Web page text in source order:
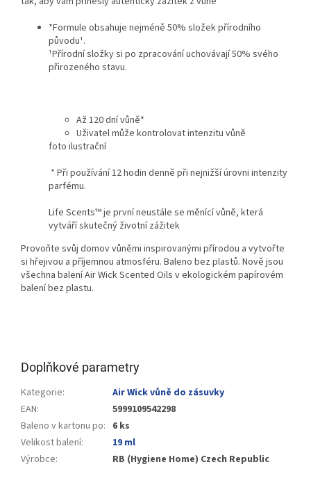
*Formule obsahuje nejméně 50% složek přírodního
původu¹.
¹Přírodní složky si po zpracování uchovávají 50% svého
přirozeného stavu.
Až 120 dní vůně*
Uživatel může kontrolovat intenzitu vůně
foto ilustrační
* Při používání 12 hodin denně při nejnižší úrovni intenzity
parfému.
Life Scents™ je první neustále se měnící vůně, která
vytváří skutečný životní zážitek
Provoňte svůj domov vůněmi inspirovanými přírodou a vytvořte
si hřejivou a příjemnou atmosféru. Baleno bez plastů. Nově jsou
všechna balení Air Wick Scented Oils v ekologickém papírovém
balení bez plastu.
Doplňkové parametry
Kategorie:
Air Wick vůně do zásuvky
EAN:
5999109542298
Baleno v kartonu po: 6 ks
Velikost balení:
19 ml
Výrobce: RB (Hygiene Home) Czech Republic